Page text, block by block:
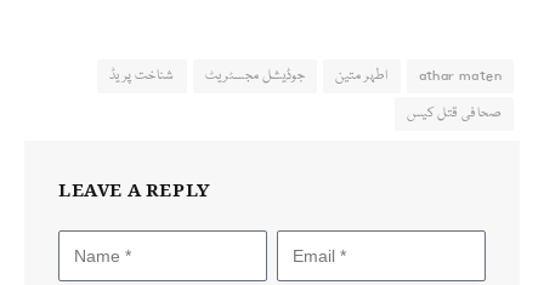
athar maten اطہر متین جوڈیشل مجسٹریٹ
شناخت پریڈ
صحافی قتل کیس
LEAVE A REPLY